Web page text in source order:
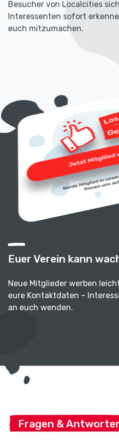
Besucher von Localcities
Interessenten sofort
euch mitzumachen.
Euer Verein kann
Neue Mitglieder werben
eure Kontaktdaten –
an euch wenden.
Fragen &